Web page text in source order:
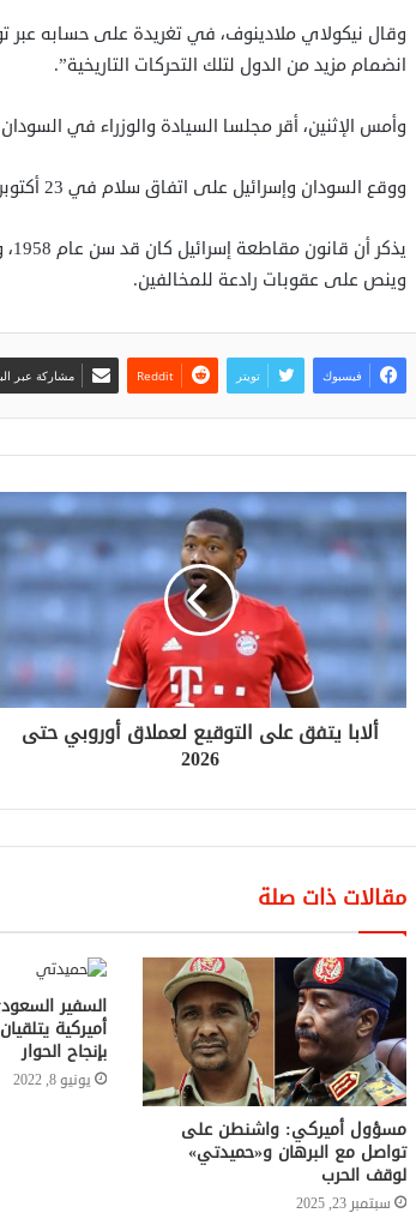
وقال نيكولاي ملادينوف، في تغريدة على حسابه عبر
انضمام مزيد من الدول لتلك التحركات التاريخية”.
وأمس الإثنين، أقر مجلسا السيادة والوزراء في
ووقع السودان وإسرائيل على اتفاق سلام في 23 أكتوبر/تشرين الأول ليصبح خامس دولة عربية تتخذ هذه الخطوة.
وينص على عقوبات رادعة للمخالفين.
فيسبوك تويتر مشاركة عبر
ألابا يتفق على التوقيع لعملاق أوروبي حتى
2026
مقالات ذات صلة
مسؤول أميركي: واشنطن على
تواصل مع البرهان و«حميدتي»
لوقف الحرب
سبتمبر 23, 2025
السفير
أميركية
بإنجاح الحوار
يونيو 8, 2022